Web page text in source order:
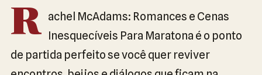
R achel McAdams: Romances e Cenas
Inesquecíveis Para Maratona é o ponto
de partida perfeito se você quer reviver